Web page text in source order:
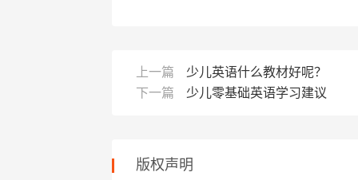
上一篇
少儿英语什么教材好呢？
下一篇
少儿零基础英语学习建议
版权声明